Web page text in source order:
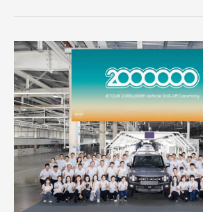
JETOUR
alcanza
los
2
millones
de
ventas
en
7
marcando